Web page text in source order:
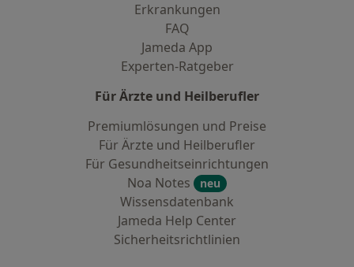
Erkrankungen
FAQ
Jameda App
Experten-Ratgeber
Für Ärzte und Heilberufler
Premiumlösungen und Preise
Für Ärzte und Heilberufler
Für Gesundheitseinrichtungen
Noa Notes
neu
Wissensdatenbank
Jameda Help Center
Sicherheitsrichtlinien